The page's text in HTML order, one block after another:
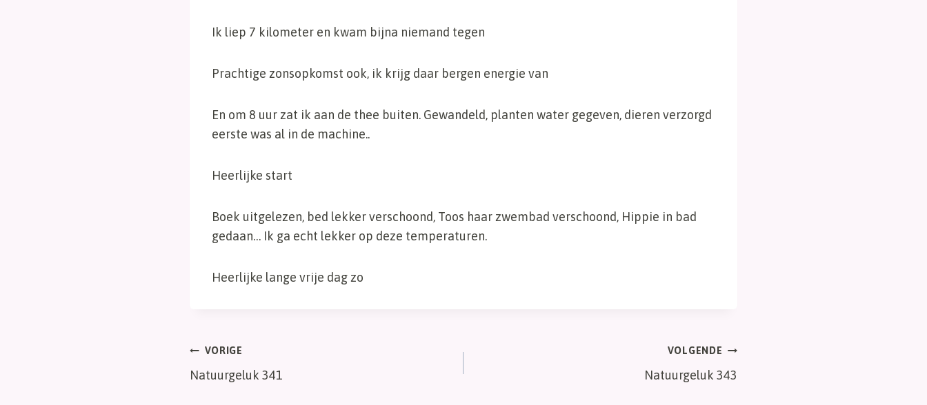
Ik liep 7 kilometer en kwam bijna niemand tegen
Prachtige zonsopkomst ook, ik krijg daar bergen energie van
En om 8 uur zat ik aan de thee buiten. Gewandeld, planten water gegeven, dieren verzorgd
eerste was al in de machine..
Heerlijke start
Boek uitgelezen, bed lekker verschoond, Toos haar zwembad verschoond, Hippie in bad
gedaan… Ik ga echt lekker op deze temperaturen.
Heerlijke lange vrije dag zo
Bericht
VORIGE
Natuurgeluk 341
VOLGENDE
Natuurgeluk 343